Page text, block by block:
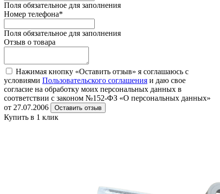
Поля обязательное для заполнения
Номер телефона*
Поля обязательное для заполнения
Отзыв о товара
Нажимая кнопку «Оставить отзыв» я соглашаюсь с
условиями Пользовательского соглашения и даю свое
согласие на обработку моих персональных данных в
соответствии с законом №152-ФЗ «О персональных данных»
от 27.07.2006
Оставить отзыв
Купить в 1 клик